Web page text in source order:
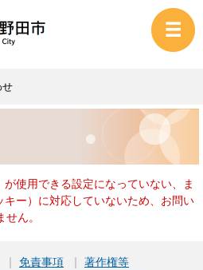
せ
が使用できる設定になっていない、ま
キー）に対応していないため、お問い
ん。
免責事項
著作権等